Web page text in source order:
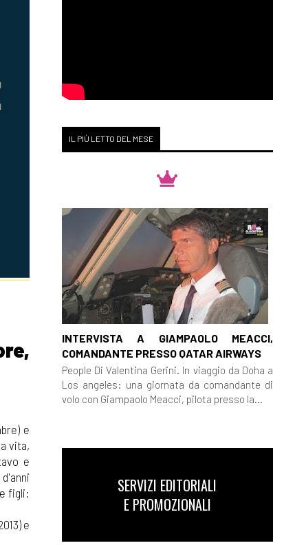
e
vita,
e
figli:
e
IL PIÙ LETTO DEL MESE
INTERVISTA A GIAMPAOLO MEACCI,
COMANDANTE PRESSO QATAR AIRWAYS
People Di Valentina Gerini. In viaggio da Doha a
Los angeles: una giornata da comandante di
volo con Giampaolo Meacci, pilota presso la...
SERVIZI EDITORIALI
E PROMOZIONALI